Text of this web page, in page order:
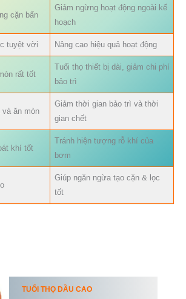
cặn bẩn
Giảm ngừng hoạt động ngoài kế
hoạch
tuyệt vời Nâng cao hiệu quả hoạt động
rất tốt
Tuổi thọ thiết bị dài, giảm chi phí
bảo trì
và ăn mòn
Giảm thời gian bảo trì và thời
gian chết
khí tốt
Tránh hiện tượng rỗ khí của
bơm
Giúp ngăn ngừa tạo cặn & lọc
tốt
TUỔI THỌ DẦU CAO